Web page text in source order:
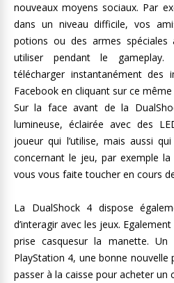
nouveaux moyens sociaux. Par
dans un niveau difficile, vos
potions ou des armes spéciales
utiliser pendant le gameplay.
télécharger instantanément
Facebook en cliquant sur ce
Sur la face avant de la
lumineuse, éclairée avec des
joueur qui l’utilise, mais aussi
concernant le jeu, par exemple
vous vous faite toucher en cours
La DualShock 4 dispose
d’interagir avec les jeux.
prise casquesur la manette.
PlayStation 4, une bonne nouvelle
passer à la caisse pour acheter un